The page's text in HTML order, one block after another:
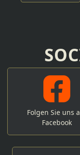
Folgen Sie uns
Facebook